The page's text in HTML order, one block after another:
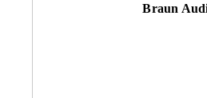
Braun